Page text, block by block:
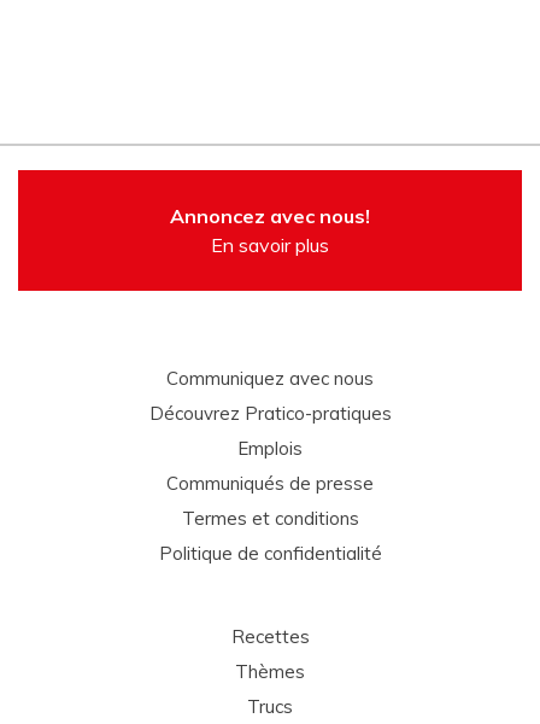
Annoncez avec nous!
En savoir plus
Communiquez avec nous
Découvrez Pratico-pratiques
Emplois
Communiqués de presse
Termes et conditions
Politique de confidentialité
Recettes
Thèmes
Trucs